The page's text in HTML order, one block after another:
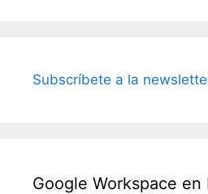
Subscríbete a la
Google Workspace en